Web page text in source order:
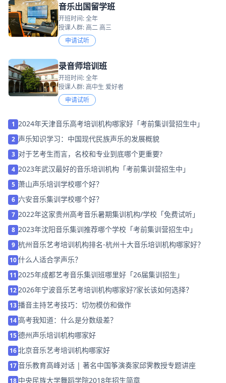
音乐出国留学班
开班时间: 全年
授课人群: 高二 高三
申请试听
录音师培训班
开班时间: 全年
授课人群: 高中生 爱好者
申请试听
1 2024年天津音乐高考培训机构哪家好「考前集训营招生中」
2 声乐知识学习：中国现代民族声乐的发展概貌
3 对于艺考生而言，名校和专业到底哪个更重要?
4 2023年武汉最好的音乐培训机构「考前集训营招生中」
5 萧山声乐培训学校哪个好？
6 六安音乐集训学校哪个好？
7 2022年这家贵州高考音乐暑期集训机构/学校「免费试听」
8 2023年沈阳音乐集训推荐哪个学校「考前集训营招生中」
9 杭州音乐艺考培训机构排名-杭州十大音乐培训机构哪家好？
10什么人适合学声乐？
11 2025年成都艺考音乐集训班哪里好「26届集训招生」
12 2026年宁波音乐艺考培训机构哪家好?家长该如何选择？
13播音主持艺考技巧：切勿模仿和做作
14高考我知道：什么是分数级差？
15德州声乐培训机构哪家好
16 北京音乐艺考培训机构哪家好
17音乐教育高峰对话 | 著名中国筝演奏家邱霁教授专题讲座
18 中央民族大学舞蹈学院2018年招生简章